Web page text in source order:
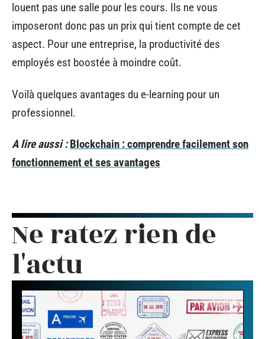
louent pas une salle pour les cours. Ils ne vous
imposeront donc pas un prix qui tient compte de cet
aspect. Pour une entreprise, la productivité des
employés est boostée à moindre coût.
Voilà quelques avantages du e-learning pour un
professionnel.
A lire aussi : Blockchain : comprendre facilement son
fonctionnement et ses avantages
Ne ratez rien de
l'actu